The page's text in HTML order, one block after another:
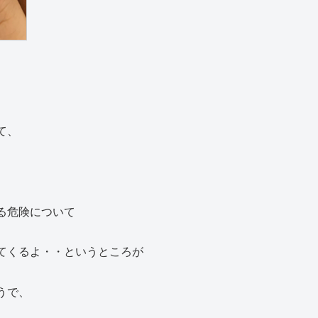
危険について
くるよ・・というところが
、